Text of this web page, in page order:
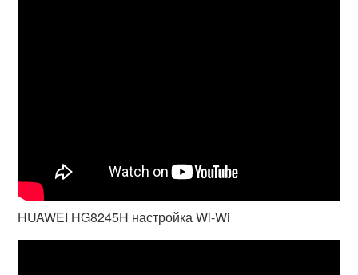
HUAWEI HG8245H настройка Wi-Wi